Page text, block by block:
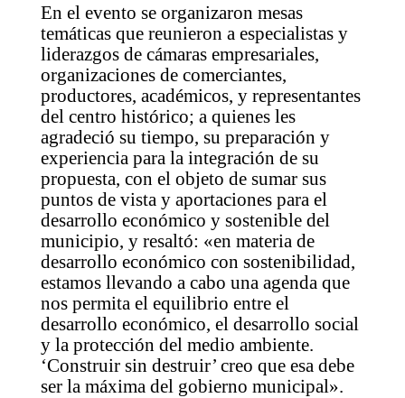
En el evento se organizaron mesas
temáticas que reunieron a especialistas y
liderazgos de cámaras empresariales,
organizaciones de comerciantes,
productores, académicos, y representantes
del centro histórico; a quienes les
agradeció su tiempo, su preparación y
experiencia para la integración de su
propuesta, con el objeto de sumar sus
puntos de vista y aportaciones para el
desarrollo económico y sostenible del
municipio, y resaltó: «en materia de
desarrollo económico con sostenibilidad,
estamos llevando a cabo una agenda que
nos permita el equilibrio entre el
desarrollo económico, el desarrollo social
y la protección del medio ambiente.
‘Construir sin destruir’ creo que esa debe
ser la máxima del gobierno municipal».